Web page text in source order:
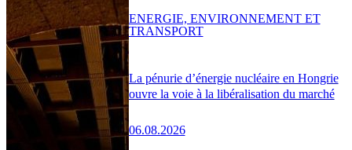
La pénurie d’énergie nucléaire en Hongrie
ouvre la voie à la libéralisation du marché
06.08.2026
ENERGIE, ENVIRONNEMENT ET
TRANSPORT